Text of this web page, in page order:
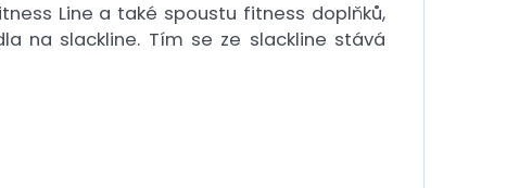
Line a také spoustu fitness doplňků,
na slackline. Tím se ze slackline stává